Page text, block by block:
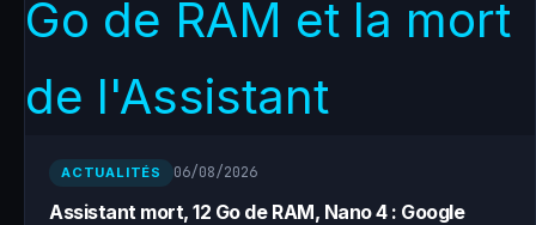
ACTUALITÉS 06/08/2026
Assistant mort, 12 Go de RAM, Nano 4 : Google